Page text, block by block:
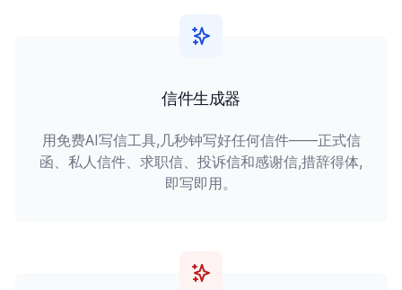
信件生成器
用免费AI写信工具,几秒钟写好任何信件——正式信
函、私人信件、求职信、投诉信和感谢信,措辞得体,
即写即用。